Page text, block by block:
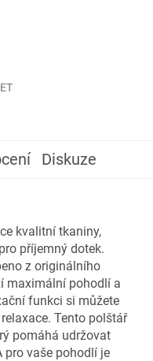
Diskuze
kvalitní tkaniny,
příjemný dotek.
z originálního
maximální pohodlí a
funkci si můžete
Tento polštář
pomáhá udržovat
pro vaše pohodlí je